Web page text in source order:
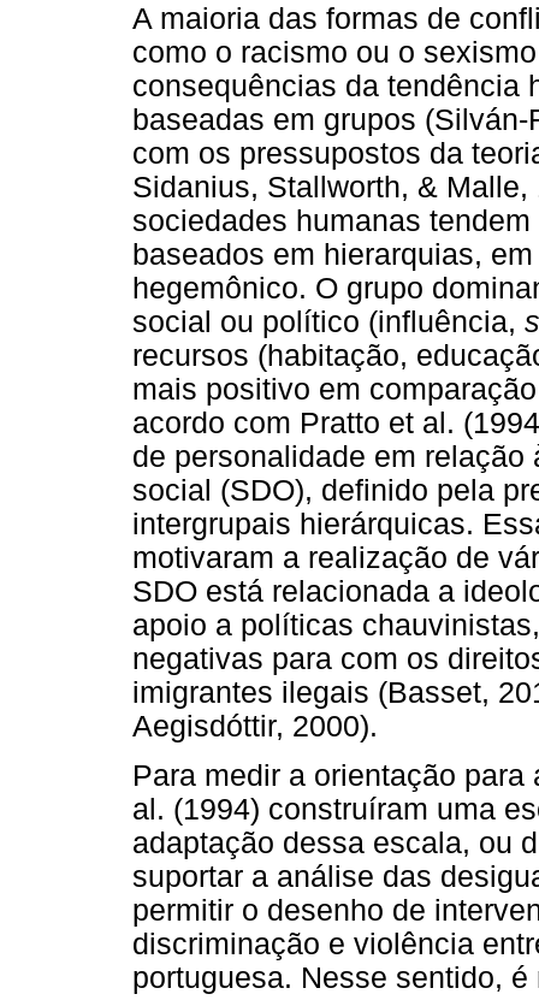
A maioria das formas de
como o racismo ou o
consequências da tendência
baseadas em grupos
com os pressupostos da
Sidanius, Stallworth, &
sociedades humanas
baseados em hierarquias,
hegemônico. O grupo
social ou político (influência,
recursos (habitação,
mais positivo em
acordo com Pratto et al.
de personalidade em
social (SDO), definido pela
intergrupais hierárquicas.
motivaram a realização de
SDO está relacionada a
apoio a políticas
negativas para com os
imigrantes ilegais (Basset,
Aegisdóttir, 2000).
Para medir a orientação
al. (1994) construíram uma
adaptação dessa escala, ou
suportar a análise das
permitir o desenho de
discriminação e violência
portuguesa. Nesse sentido,